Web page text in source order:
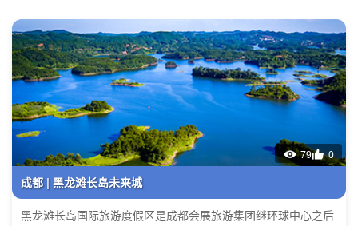
79 0
成都 | 黑龙滩长岛未来城
黑龙滩长岛国际旅游度假区是成都会展旅游集团继环球中心之后